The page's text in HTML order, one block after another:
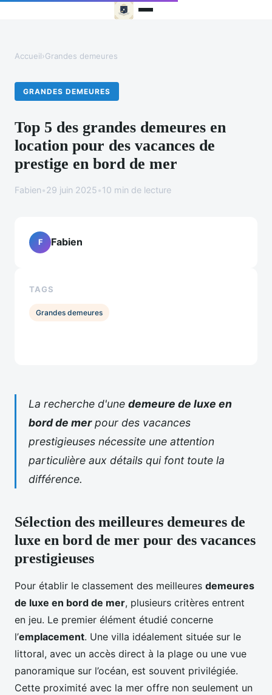
Accueil›Grandes demeures
GRANDES DEMEURES
Top 5 des grandes demeures en
location pour des vacances de
prestige en bord de mer
Fabien•29 juin 2025•10 min de lecture
La recherche d'une demeure de luxe en
bord de merpour des vacances
prestigieuses nécessite une attention
particulière aux détails qui font toute la
différence.
Sélection des meilleures demeures de
luxe en bord de mer pour des vacances
prestigieuses
Pour établir le classement des meilleures demeures
de luxe en bord de mer, plusieurs critères entrent
en jeu. Le premier élément étudié concerne
l’emplacement. Une villa idéalement située sur le
littoral, avec un accès direct à la plage ou une vue
panoramique sur l’océan, est souvent privilégiée.
Cette proximité avec la mer offre non seulement un
F Fabien
TAGS
Grandes demeures